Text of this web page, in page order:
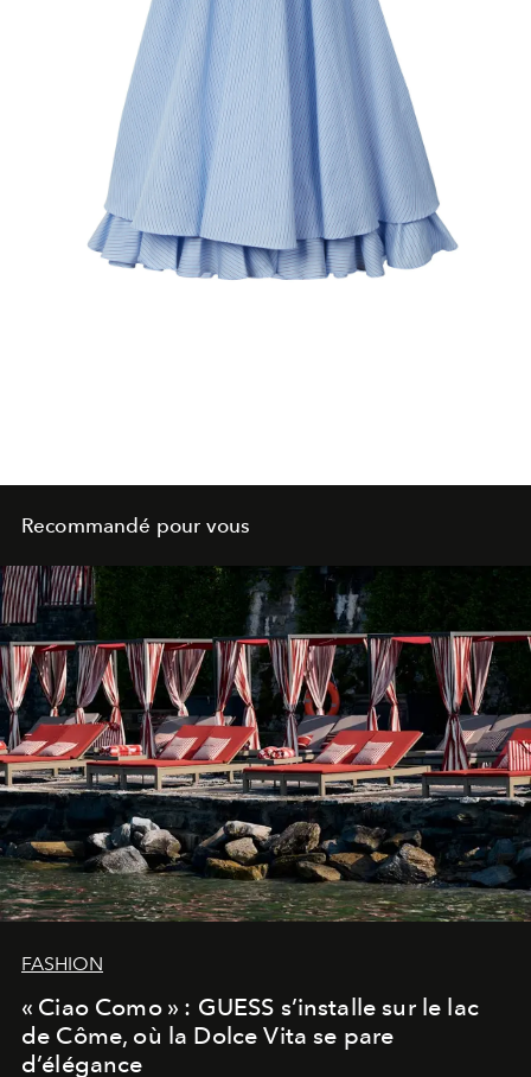
Recommandé pour vous
FASHION
« Ciao Como » : GUESS s’installe sur le lac
de Côme, où la Dolce Vita se pare
d’élégance